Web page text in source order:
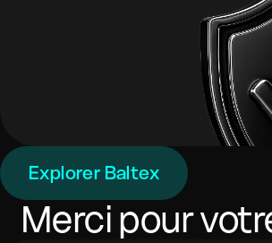
Explorer Baltex
Merci pour